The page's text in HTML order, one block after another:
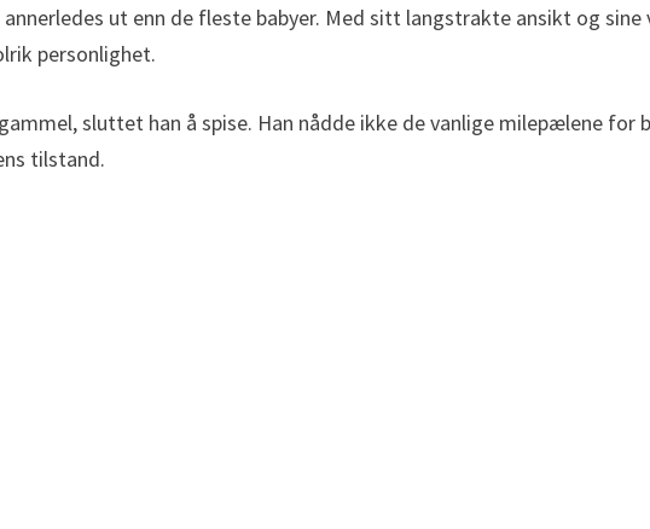
ut enn de fleste babyer. Med sitt langstrakte ansikt og
personlighet.
sluttet han å spise. Han nådde ikke de vanlige milepælene
tilstand.